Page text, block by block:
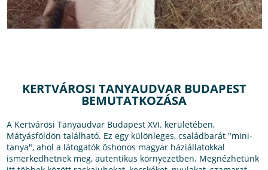
KERTVÁROSI TANYAUDVAR BUDAPEST
BEMUTATKOZÁSA
A Kertvárosi Tanyaudvar Budapest XVI. kerületében,
Mátyásföldön található. Ez egy különleges, családbarát "mini-
tanya", ahol a látogatók őshonos magyar háziállatokkal
ismerkedhetnek meg, autentikus környezetben. Megnézhetünk